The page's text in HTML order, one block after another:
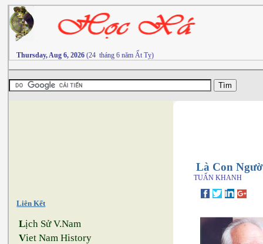
Thursday, Aug 6, 2026 (24 tháng 6 năm Ất Tỵ)
Liên Kết
Lịch Sử V.Nam
Viet Nam History
Là Con
TUẤN KHANH